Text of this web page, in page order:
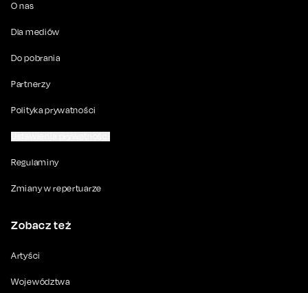
O nas
Dla mediów
Do pobrania
Partnerzy
Polityka prywatności
Regulaminy
Zmiany w repertuarze
Zobacz też
Artyści
Województwa